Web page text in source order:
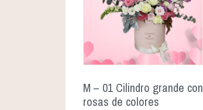
M – 01 Cilindro grande con
rosas de colores